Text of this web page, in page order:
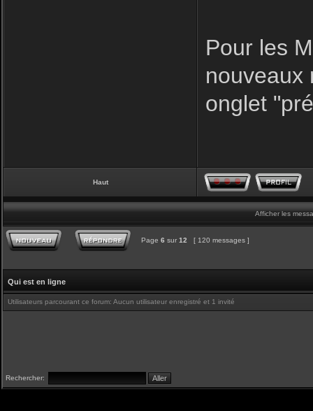
Pour les
nouveaux
onglet
Haut
Afficher les
Page 6 sur 12 [ 120 messages ]
Qui est en ligne
Utilisateurs parcourant ce forum: Aucun utilisateur enregistré et 1 invité
Rechercher: